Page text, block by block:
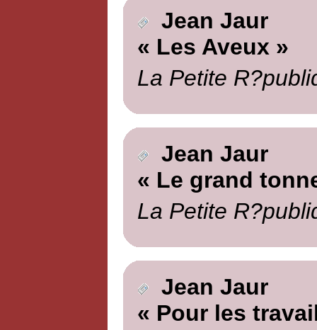
Jean Jaur
« Les Aveux »
La Petite
Jean Jaur
« Le grand
La Petite
Jean Jaur
« Pour les